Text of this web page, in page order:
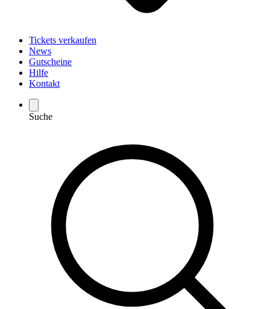
Tickets verkaufen
News
Gutscheine
Hilfe
Kontakt
Suche